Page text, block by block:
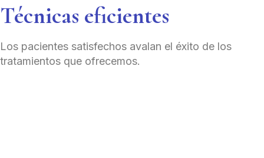
Técnicas eficientes
Los pacientes satisfechos avalan el éxito de los
tratamientos que ofrecemos.